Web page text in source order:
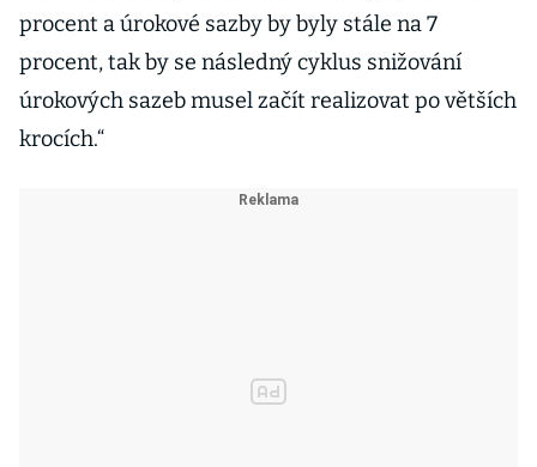
procent a úrokové sazby by byly stále na 7
procent, tak by se následný cyklus snižování
úrokových sazeb musel začít realizovat po větších
krocích.“